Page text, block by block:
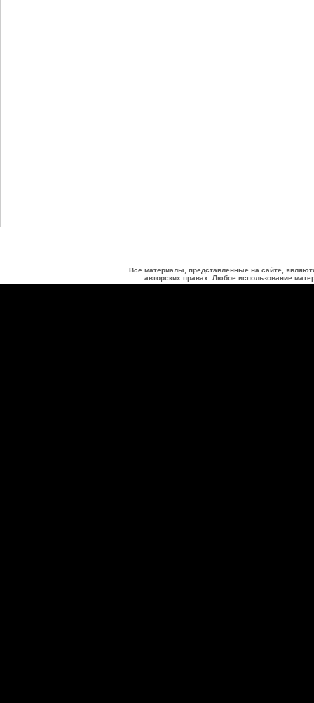
Все материалы, представленные на сайте,
авторских правах. Любое использование